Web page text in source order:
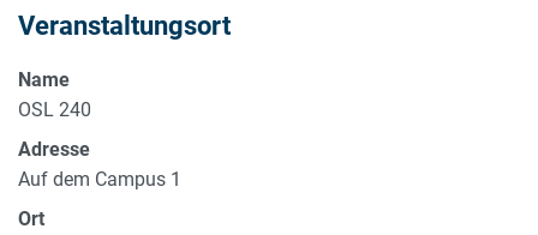
Veranstaltungsort
Name
OSL 240
Adresse
Auf dem Campus 1
Ort